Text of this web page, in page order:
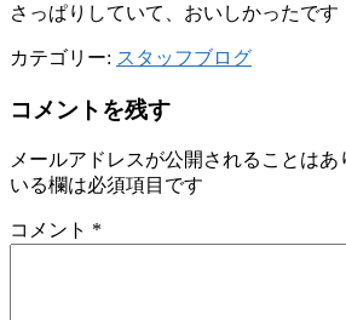
さっぱりしていて、おいしかったです
カテゴリー: スタッフブログ
コメントを残す
メールアドレスが公開されることはあ
いる欄は必須項目です
コメント *